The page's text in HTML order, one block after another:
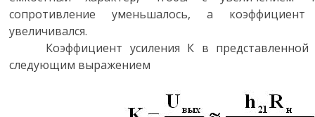
сопротивление уменьшалось, а коэффициент
увеличивался.
Коэффициент усиления К в представленной
следующим выражением